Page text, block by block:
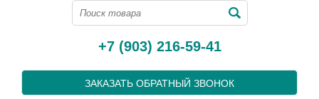
+7 (903) 216-59-41
ЗАКАЗАТЬ ОБРАТНЫЙ ЗВОНОК